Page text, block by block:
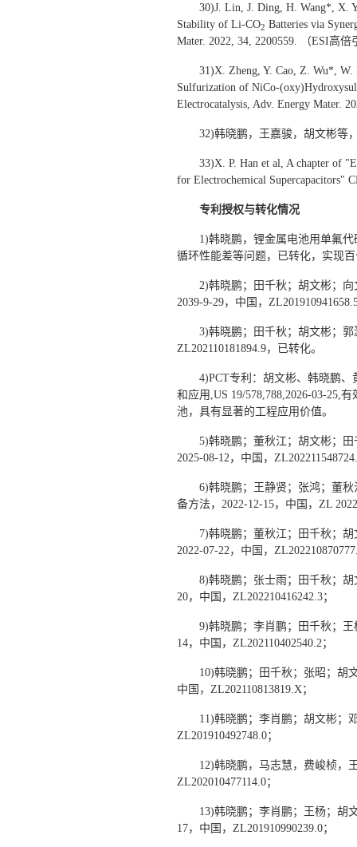
30)J. Lin, J. Ding, H. Wang*, X.
Stability of Li-CO2 Batteries via
Mater. 2022, 34, 2200559. （ESI高倍
31)X. Zheng, Y. Cao, Z. Wu*, W.
Sulfurization of NiCo-
Electrocatalysis, Adv. Energy Mater.
32)韩晓鹏，王嘉骏，胡文彬等
33)X. P. Han et al, A chapter of
for Electrochemical Supercapacitors"
专利授权与转化情况
1)韩晓鹏，锂金属电池用单氟
循环性能差等问题，已转化，实现
2)韩晓鹏；田千秋；胡文彬；
2039-9-29，中国，
3)韩晓鹏；田千秋；胡文彬；
ZL202110181894.9，已转化。
4)PCT专利：胡文彬、韩晓鹏
和应用,US 19/578,788,2026-03-25,
池，具有显著的工程应用价值。
5)韩晓鹏；董秋江；胡文彬；
2025-08-12，中国，
6)韩晓鹏；王静贤；张鸿；董
备方法，2022-12-15，中国，ZL
7)韩晓鹏；董秋江；田千秋；
2022-07-22，中国，
8)韩晓鹏；张士雨；田千秋；
20，中国，ZL202210416242.3；
9)韩晓鹏；李肖鹏；田千秋；
14，中国，ZL202110402540.2；
10)韩晓鹏；田千秋；张昭；胡
中国，ZL202110813819.X；
11)韩晓鹏；李肖鹏；胡文彬；
ZL201910492748.0；
12)韩晓鹏，马志慧，费峻桢，
ZL202010477114.0；
13)韩晓鹏；李肖鹏；王杨；胡
17，中国，ZL201910990239.0；